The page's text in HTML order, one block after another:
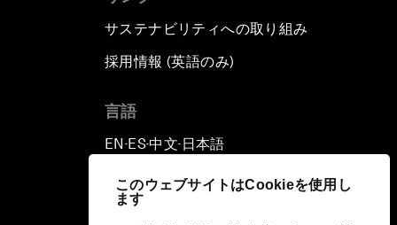
このウェブサイトはCookieを使用し
ます
サステナビリティへの取り組み
採用情報 (英語のみ)
言語
EN ▪ ES▪中文▪ 日本語